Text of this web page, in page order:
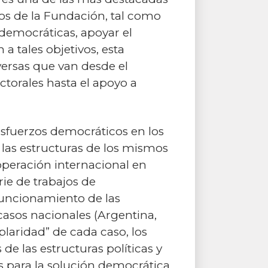
de la Fundación, tal como
apoyar el
tales objetivos, esta
que van desde el
hasta el apoyo a
democráticos en los
estructuras de los mismos
internacional en
de trabajos de
de las
nacionales (Argentina,
de cada caso, los
las estructuras políticas y